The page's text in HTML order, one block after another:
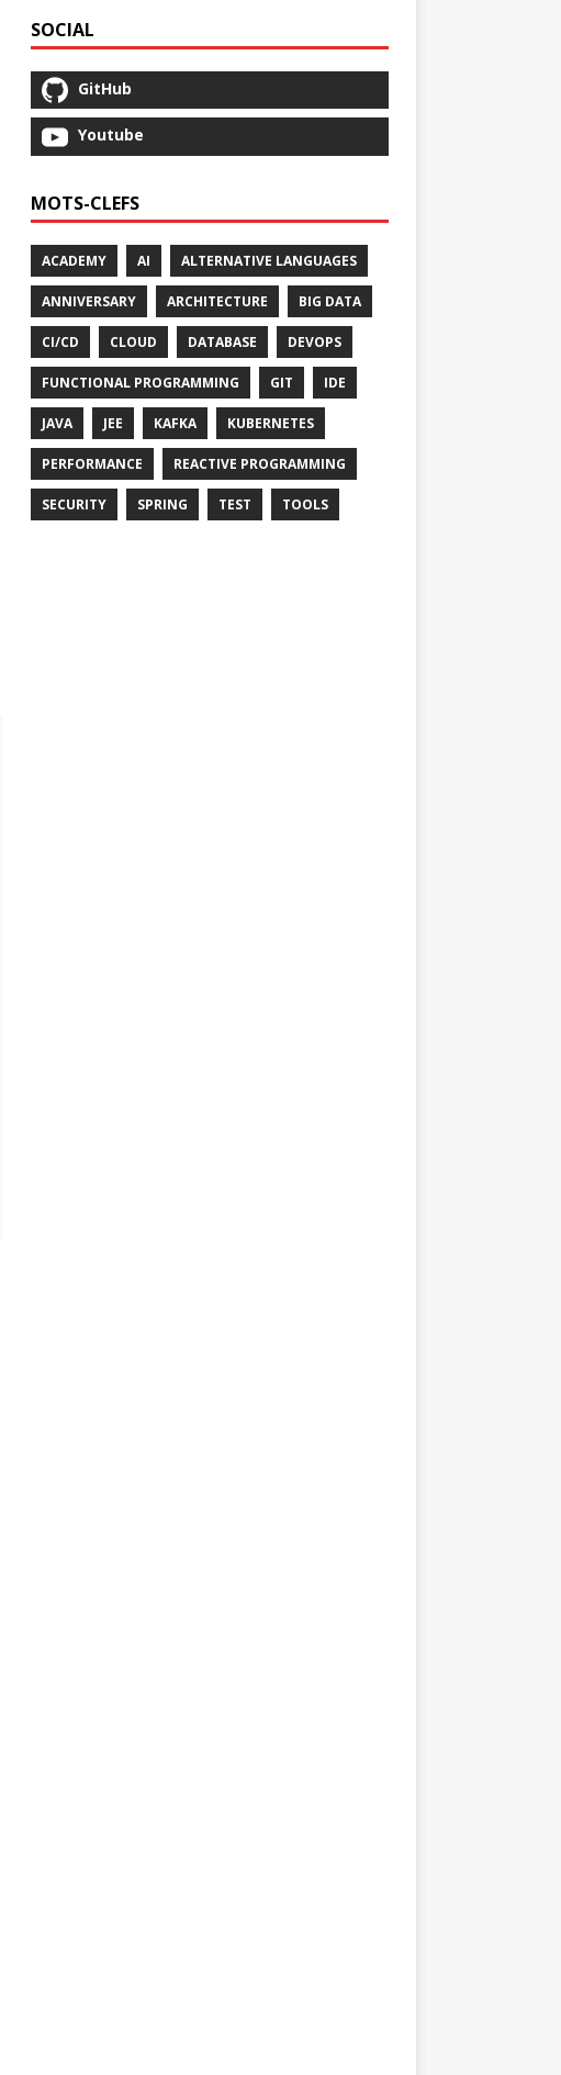
SOCIAL
GitHub
Youtube
MOTS-CLEFS
ACADEMY AI ALTERNATIVE LANGUAGES
ANNIVERSARY ARCHITECTURE BIG DATA
CI/CD CLOUD DATABASE DEVOPS
FUNCTIONAL PROGRAMMING GIT IDE
JAVA JEE KAFKA KUBERNETES
PERFORMANCE REACTIVE PROGRAMMING
SECURITY SPRING TEST TOOLS